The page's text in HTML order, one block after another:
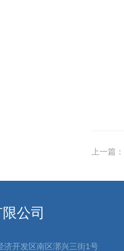
上一篇：
公司
济开发区南区漷兴三街1号